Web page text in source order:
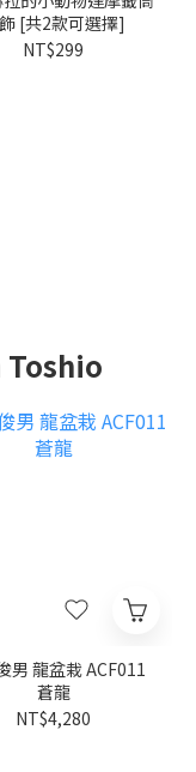
[共2款可選擇]
NT$299
Toshio
男 龍盆栽 ACF011
蒼龍
NT$4,280